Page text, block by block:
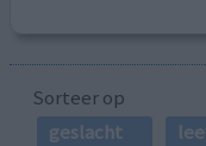
Sorteer op
geslacht